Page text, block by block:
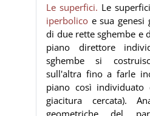
Le superfici. Le
iperbolico e sua genesi
di due rette sghembe e
piano direttore
sghembe si
sull'altra fino a farle
piano così
giacitura cercata).
geometriche del